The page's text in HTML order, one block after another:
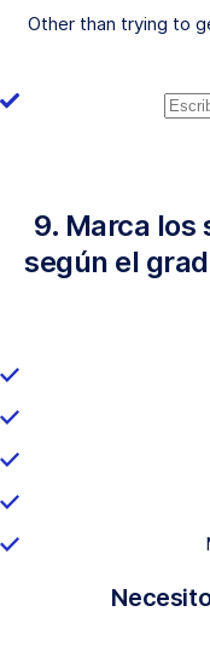
Other than trying to
9. Marca los
según el